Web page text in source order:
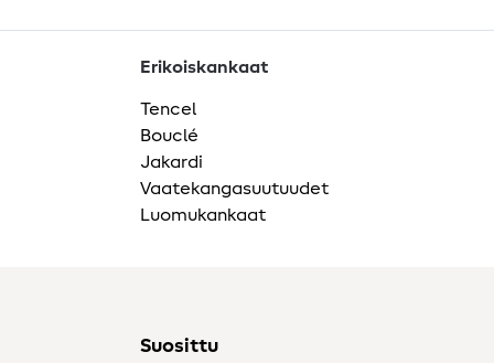
Erikoiskankaat
Tencel
Bouclé
Jakardi
Vaatekangasuutuudet
Luomukankaat
Suosittu